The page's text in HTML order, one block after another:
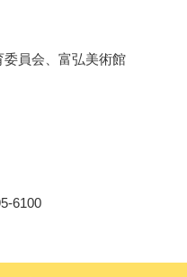
員会、富弘美術館
6100